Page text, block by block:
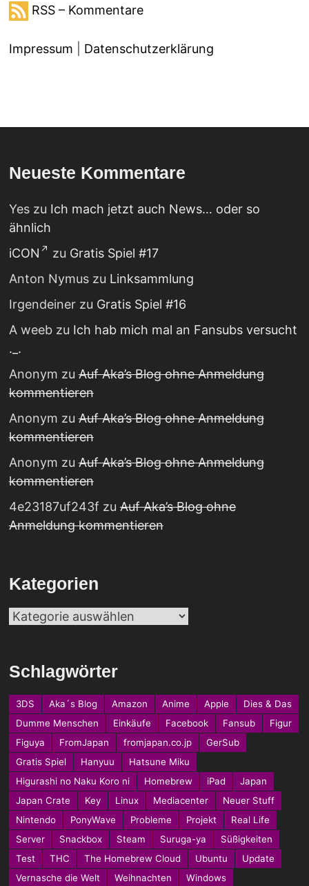
RSS – Kommentare
Impressum Datenschutzerklärung
Neueste Kommentare
Yeszu Ich mach jetzt auch News… oder so
ähnlich
iCON
zu Gratis Spiel #17
Anton Nymuszu Linksammlung
Irgendeinerzu Gratis Spiel #16
A weebzu Ich hab mich mal an Fansubs versucht
._.
Anonym zuAuf Aka’s Blog ohne Anmeldung
kommentieren
Anonym zuAuf Aka’s Blog ohne Anmeldung
kommentieren
Anonym zuAuf Aka’s Blog ohne Anmeldung
kommentieren
4e23187uf243f zuAuf Aka’s Blog ohne
Anmeldung kommentieren
Kategorien
Kategorien
Schlagwörter
3DS Aka´s Blog Amazon Anime Apple
Dies & Das
Dumme Menschen
Einkäufe Facebook Fansub
Figur
Figuya
FromJapan fromjapan.co.jp
GerSub
Gratis Spiel
Hanyuu
Hatsune Miku
Higurashi no Naku Koro ni
Homebrew iPad
Japan
Japan Crate
Key Linux Mediacenter
Neuer Stuff
Nintendo
PonyWave Probleme Projekt
Real Life
Server
Snackbox Steam Suruga-ya
Süßigkeiten
Test
THC The Homebrew Cloud Ubuntu
Update
Vernasche die Welt
Weihnachten Windows